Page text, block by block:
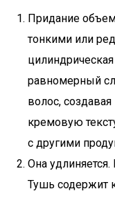
Придание
тонкими или
равномерный
волос,
кремовую
с другими
Она
Тушь содержит